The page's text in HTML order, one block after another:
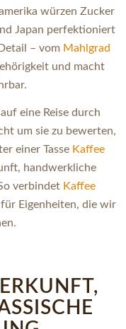
würzen Zucker
Japan perfektioniert
– vom Mahlgrad
und macht
eine Reise durch
um sie zu bewerten,
einer Tasse Kaffee
handwerkliche
verbindet Kaffee
Eigenheiten, die wir